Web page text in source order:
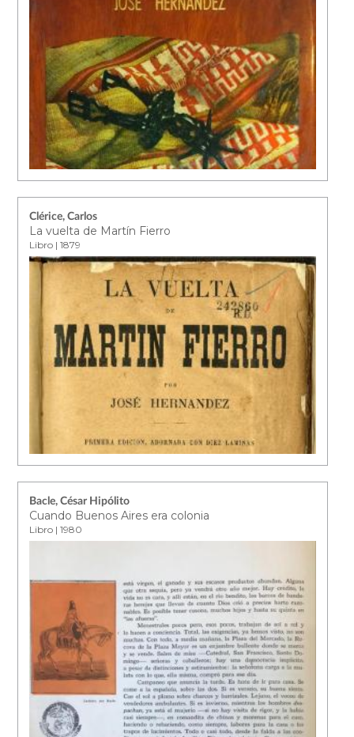
Clérice, Carlos
La vuelta de Martín Fierro
Libro | 1879
Bacle, César Hipólito
Cuando Buenos Aires era colonia
Libro | 1980